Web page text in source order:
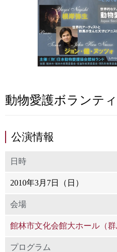
動物愛護ボランテ
公演情報
日時
2010年3月7日（日）
会場
館林市文化会館大ホール（群
プログラム